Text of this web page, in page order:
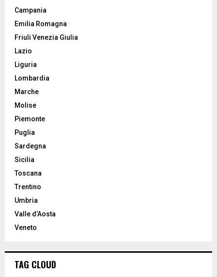
Campania
Emilia Romagna
Friuli Venezia Giulia
Lazio
Liguria
Lombardia
Marche
Molise
Piemonte
Puglia
Sardegna
Sicilia
Toscana
Trentino
Umbria
Valle d’Aosta
Veneto
TAG CLOUD